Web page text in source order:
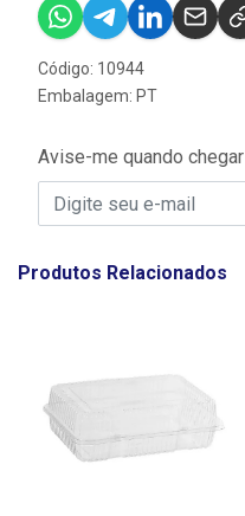
Código: 10944
Embalagem: PT
Avise-me quando chegar
Produtos Relacionados